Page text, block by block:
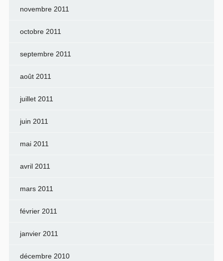
novembre 2011
octobre 2011
septembre 2011
août 2011
juillet 2011
juin 2011
mai 2011
avril 2011
mars 2011
février 2011
janvier 2011
décembre 2010